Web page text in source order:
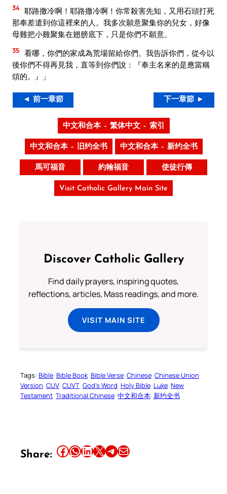
34 耶路撒冷啊！耶路撒冷啊！你常殺害先知，又用石頭打死
那奉差遣到你這裡來的人。我多次願意聚集你的兒女，好像
母雞把小雞聚集在翅膀底下，只是你們不願意。
35 看哪，你們的家成為荒場留給你們。我告訴你們，從今以
後你們不得再見我，直等到你們說：『奉主名來的是應當稱
頌的。』」
◄ 前一章節 下一章節 ►
中文和合本 – 繁体中文 – 索引
中文和合本 – 旧约全书 中文和合本 – 新约全书
馬可福音 約翰福音 使徒行傳
Visit Catholic Gallery Main Site
Discover Catholic Gallery
Find daily prayers, inspiring quotes,
reflections, articles, Mass readings, and more.
VISIT MAIN SITE
Tags: Bible Bible Book Bible Verse Chinese Chinese Union
Version CUV CUVT God’s Word Holy Bible Luke New
Testament Traditional Chinese 中文和合本 新约全书
Share: Share this article on Facebook Share this article on WhatsApp Share this article on LinkedIn Share this article on X Share this article on TelegramEmail this Article